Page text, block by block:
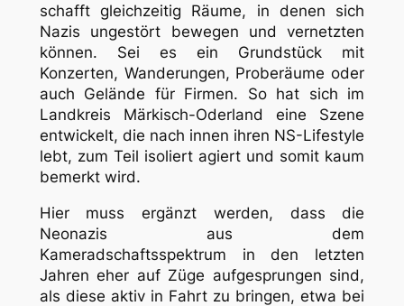
schafft gleichzeitig Räume, in denen sich
Nazis ungestört bewegen und vernetzten
können. Sei es ein Grundstück mit
Konzerten, Wanderungen, Proberäume oder
auch Gelände für Firmen. So hat sich im
Landkreis Märkisch-Oderland eine Szene
entwickelt, die nach innen ihren NS-Lifestyle
lebt, zum Teil isoliert agiert und somit kaum
bemerkt wird.
Hier muss ergänzt werden, dass die
Neonazis aus dem
Kameradschaftsspektrum in den letzten
Jahren eher auf Züge aufgesprungen sind,
als diese aktiv in Fahrt zu bringen, etwa bei